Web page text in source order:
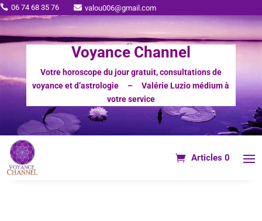
 06 74 68 35 76  valou006@gmail.com
Voyance Channel
Votre horoscope du jour gratuit, consultations de
voyance et d’astrologie – Valérie Luzio médium à
votre service
Articles 0